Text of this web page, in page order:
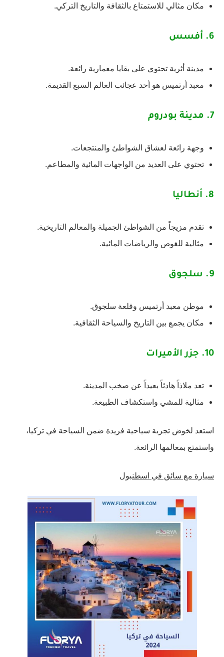
مكان مثالي للاستمتاع بالثقافة والتاريخ التركي.
6. أفسس
مدينة أثرية تحتوي على بقايا معمارية رائعة.
معبد أرتميس هو أحد عجائب العالم السبع القديمة.
7. مدينة بودروم
وجهة رائعة لعشاق الشواطئ والمنتجعات.
تحتوي على العديد من الواجهات المائية والمطاعم.
8. أنطاليا
تقدم مزيجاً من الشواطئ الجميلة والمعالم التاريخية.
مثالية للغوص والرياضات المائية.
9. سلجوق
موطن معبد أرتميس وقلعة سلجوق.
مكان يجمع بين التاريخ والسياحة الثقافية.
10. جزر الأميرات
تعد ملاذاً هادئاً بعيداً عن صخب المدينة.
مثالية للمشي واستكشاف الطبيعة.
استعد لخوض تجربة سياحية فريدة ضمن السياحة في تركيا،
واستمتع بمعالمها الرائعة.
سيارة مع سائق في اسطنبول